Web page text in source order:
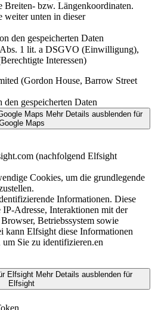
Breiten- bzw. Längenkoordinaten.
weiter unten in dieser
den gespeicherten Daten
1 lit. a DSGVO (Einwilligung),
Interessen)
(Gordon House, Barrow Street
den gespeicherten Daten
Maps Mehr Details ausblendenfür
Maps
(nachfolgend Elfsight
Cookies, um die grundlegende
Informationen. Diese
Adresse, Interaktionen mit der
Betriebssystem sowie
kann Elfsight diese Informationen
Sie zu identifizieren.en
Elfsight Mehr Details ausblenden für
Elfsight